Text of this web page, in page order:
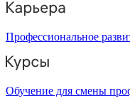
Профессиональное
Обучение для смены